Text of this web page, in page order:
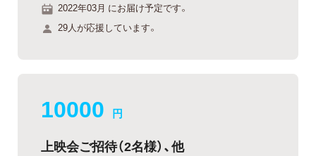
2022年03月 にお届け予定です。
29人が応援しています。
10000 円
上映会ご招待（2名様）、他